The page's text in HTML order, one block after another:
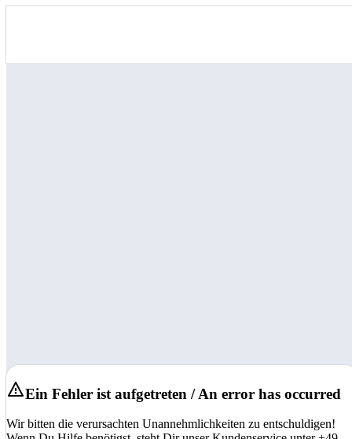
Ein Fehler ist aufgetreten / An error has occurred
Wir bitten die verursachten Unannehmlichkeiten zu entschuldigen!